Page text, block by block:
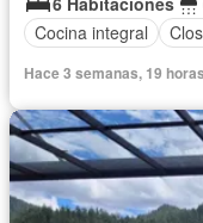
Cocina integral
Hace 3 semanas, 19